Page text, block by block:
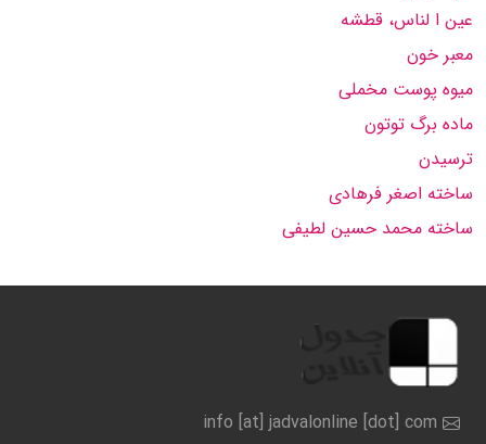
عین ا لناس، قطشه
معبر خون
میوه پوست مخملی
ماده برگ توتون
ترسیدن
ساخته اصغر فرهادى
ساخته محمد حسین لطیفى
info [at] jadvalonline [dot] com